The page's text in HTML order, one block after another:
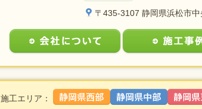
〒435-3107 静岡県浜松市
施工エリア：